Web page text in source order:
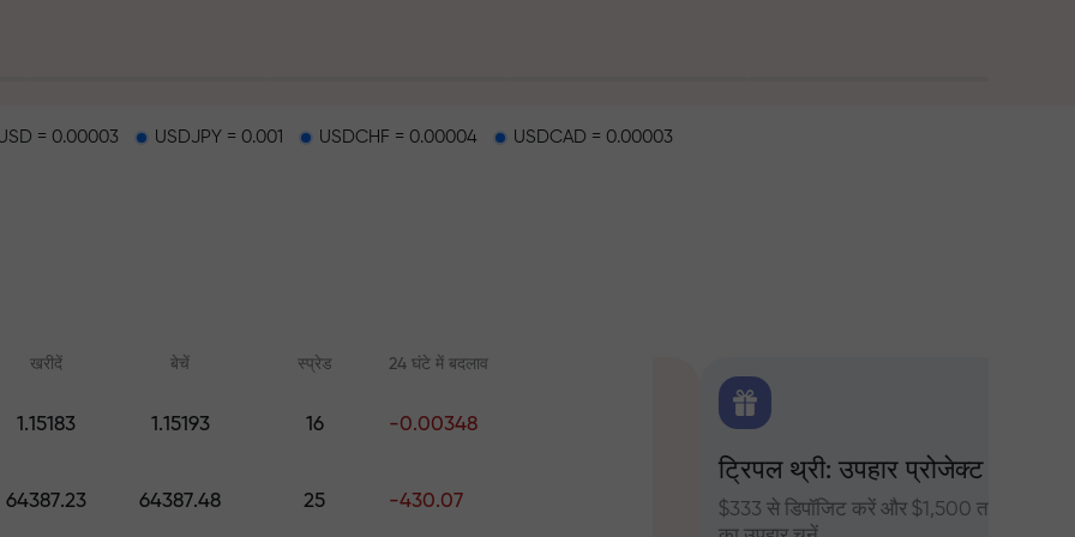
= 0.00003 USDJPY = 0.001 USDCHF = 0.00004 USDCAD = 0.00003
खरीदें बेचें स्प्रेड 24 घंटे में बदलाव
1.15183 1.15193 16 -0.00348
64387.23 64387.48 25 -430.07
शुरुआत से ट्रेडिंग सीखें — सभी स्तरों के
फॉरेक्स, क्रिप्टो और फ्यूचर्स के दैनिक
ट्रिपल थ्री: उपहार प्रोजेक्ट
$333 से डिपॉजिट करें और $1,500 तक